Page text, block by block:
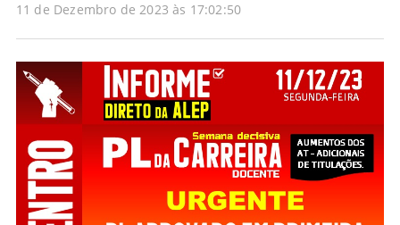
11 de Dezembro de 2023 às 17:02:50